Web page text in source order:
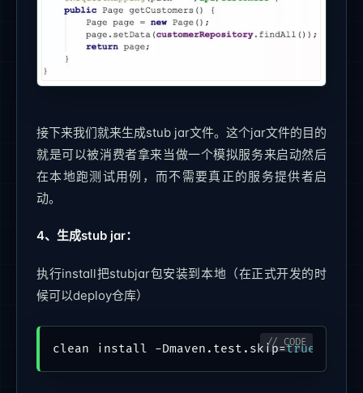
接下来我们就来生成stub jar文件。这个jar文件的目的
就是可以被消费者拿来当做一个模拟服务来启动然后
在本地跑测试用例，而不需要真正的服务提供者启
动。
4、生成stub jar：
执行install把stubjar包安装到本地（在正式开发的时
候可以deploy仓库）
clean install -Dmaven.test.skip=true